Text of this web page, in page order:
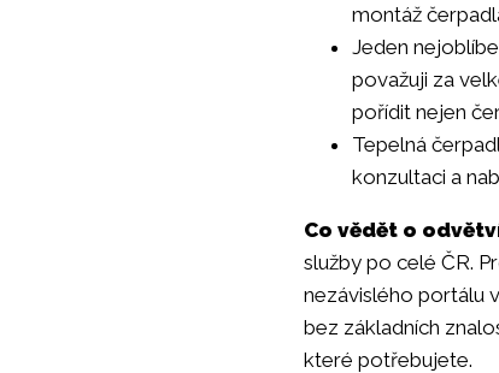
montáž
Jeden
považuji za
pořídit nejen
Tepelná
konzultaci a
Co vědět o
služby po celé ČR.
nezávislého portálu
bez základních
které potřebujete.